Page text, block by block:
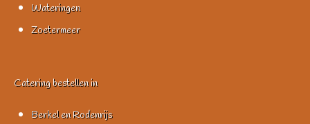
Wateringen
Zoetermeer
Catering bestellen in
Berkel en Rodenrijs